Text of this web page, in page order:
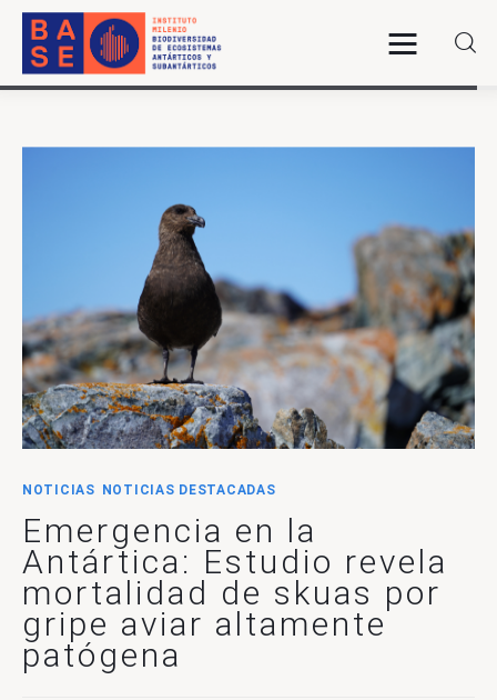
SOMOS
INVESTIGACIÓN
PUBLICACIONES
COLABORACIÓN
COMUNICACIONES
CONTACTO
NOTICIAS NOTICIAS DESTACADAS
Emergencia en la
Antártica: Estudio revela
mortalidad de skuas por
gripe aviar altamente
patógena